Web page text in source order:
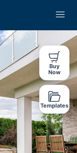
Buy
Now
Templates